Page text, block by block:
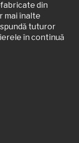
din
mai înalte
tuturor
în continuă